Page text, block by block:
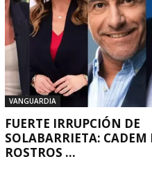
VANGUARDIA
FUERTE IRRUPCIÓN DE
SOLABARRIETA:
ROSTROS ...